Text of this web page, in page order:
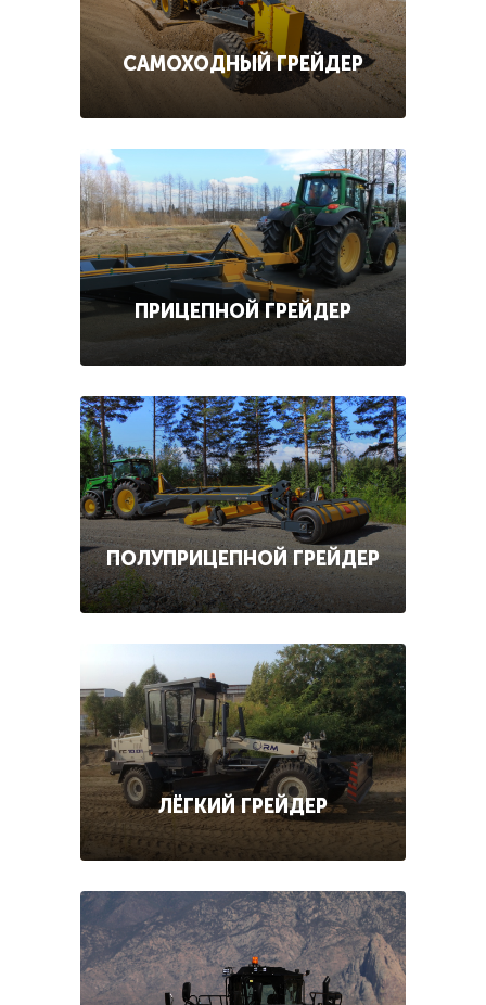
САМОХОДНЫЙ ГРЕЙДЕР
ПРИЦЕПНОЙ ГРЕЙДЕР
ПОЛУПРИЦЕПНОЙ ГРЕЙДЕР
ЛЁГКИЙ ГРЕЙДЕР